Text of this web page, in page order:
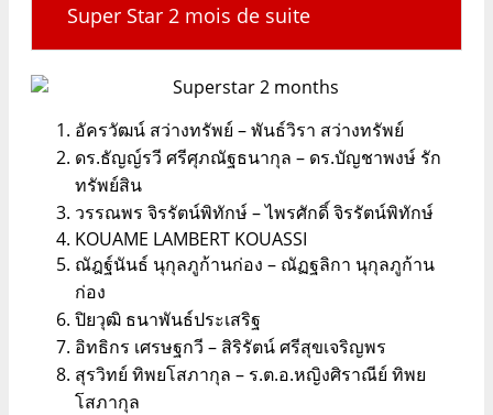
Super Star 2 mois de suite
อัครวัฒน์ สว่างทรัพย์ – พันธ์วิรา สว่างทรัพย์
ดร.ธัญญ์รวี ศรีศุภณัฐธนากุล – ดร.บัญชาพงษ์ รัก
ทรัพย์สิน
วรรณพร จิรรัตน์พิทักษ์ – ไพรศักดิ์ จิรรัตน์พิทักษ์
KOUAME LAMBERT KOUASSI
ณัฎฐ์นันธ์ นุกุลภูก้านก่อง – ณัฏฐลิกา นุกุลภูก้าน
ก่อง
ปิยวุฒิ ธนาพันธ์ประเสริฐ
อิทธิกร เศรษฐกวี – สิริรัตน์ ศรีสุขเจริญพร
สุรวิทย์ ทิพยโสภากุล – ร.ต.อ.หญิงศิราณีย์ ทิพย
โสภากุล